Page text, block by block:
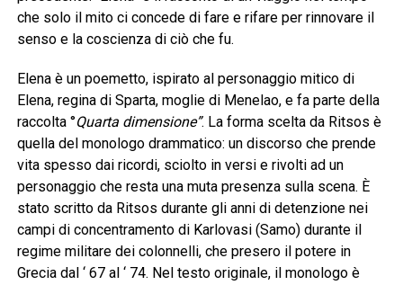
che solo il mito ci concede di fare e rifare per rinnovare il
senso e la coscienza di ciò che fu.
Elena è un poemetto, ispirato al personaggio mitico di
Elena, regina di Sparta, moglie di Menelao, e fa parte della
raccolta °Quarta dimensione”. La forma scelta da Ritsos è
quella del monologo drammatico: un discorso che prende
vita spesso dai ricordi, sciolto in versi e rivolti ad un
personaggio che resta una muta presenza sulla scena. È
stato scritto da Ritsos durante gli anni di detenzione nei
campi di concentramento di Karlovasi (Samo) durante il
regime militare dei colonnelli, che presero il potere in
Grecia dal ‘ 67 al ‘ 74. Nel testo originale, il monologo è